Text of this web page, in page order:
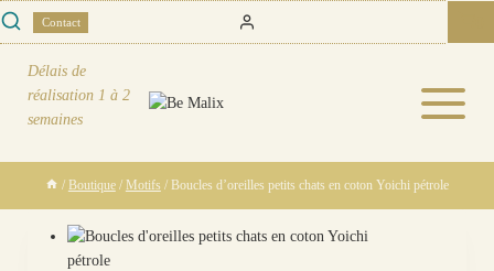
Skip
Contact
Délais de
réalisation 1 à 2
semaines
/ Boutique / Motifs / Boucles d’oreilles petits chats en coton Yoichi pétrole